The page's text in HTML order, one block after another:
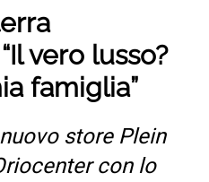
vero lusso?
famiglia”
store Plein
con lo